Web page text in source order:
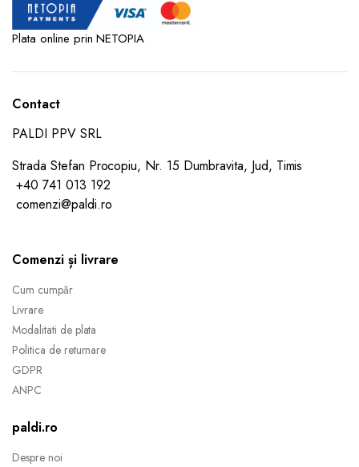
Plata online prin NETOPIA
Contact
PALDI PPV SRL
Strada Stefan Procopiu, Nr. 15 Dumbravita, Jud, Timis
+40 741 013 192
comenzi@paldi.ro
Comenzi și livrare
Cum cumpăr
Livrare
Modalitati de plata
Politica de returnare
GDPR
ANPC
paldi.ro
Despre noi